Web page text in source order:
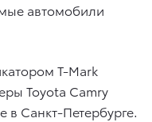
автомобили
T-Mark
Toyota Camry
в Санкт-Петербурге.